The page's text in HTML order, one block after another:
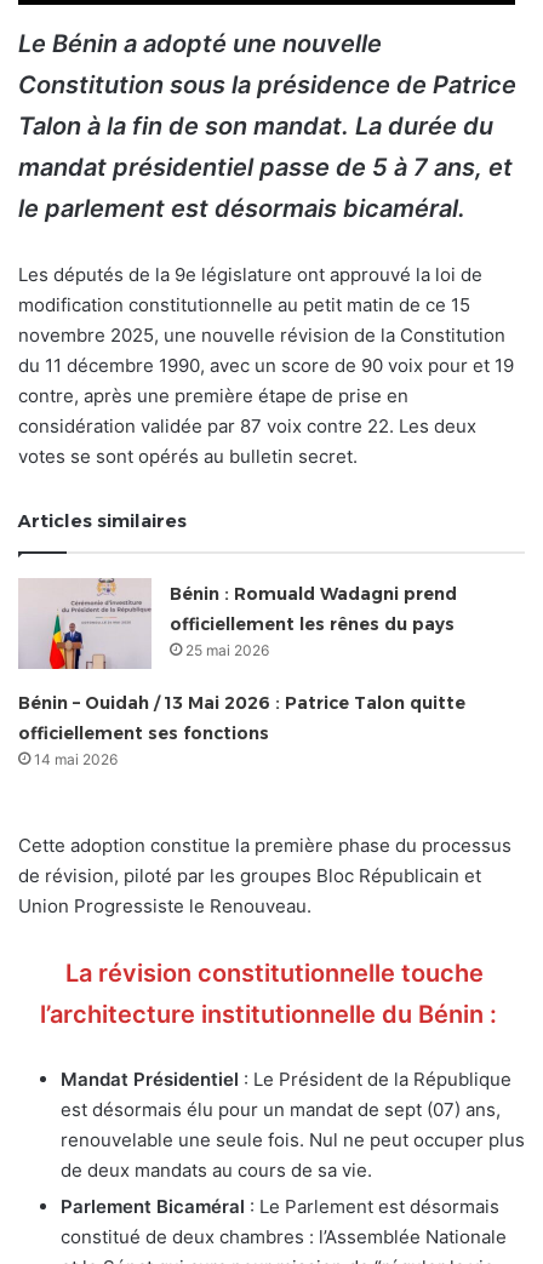
Le Bénin a adopté une nouvelle
Constitution sous la présidence de Patrice
Talon à la fin de son mandat. La durée du
mandat présidentiel passe de 5 à 7 ans, et
le parlement est désormais bicaméral.
Les députés de la 9e législature ont approuvé la loi de
modification constitutionnelle au petit matin de ce 15
novembre 2025, une nouvelle révision de la Constitution
du 11 décembre 1990, avec un score de 90 voix pour et 19
contre, après une première étape de prise en
considération validée par 87 voix contre 22. Les deux
votes se sont opérés au bulletin secret.
Articles similaires
Bénin : Romuald Wadagni prend
officiellement les rênes du pays
25 mai 2026
Bénin – Ouidah / 13 Mai 2026 : Patrice Talon quitte
officiellement ses fonctions
14 mai 2026
Cette adoption constitue la première phase du processus
de révision, piloté par les groupes Bloc Républicain et
Union Progressiste le Renouveau.
La révision constitutionnelle touche
l’architecture institutionnelle du Bénin :
Mandat Présidentiel : Le Président de la République
est désormais élu pour un mandat de sept (07) ans,
renouvelable une seule fois. Nul ne peut occuper plus
de deux mandats au cours de sa vie.
Parlement Bicaméral : Le Parlement est désormais
constitué de deux chambres : l’Assemblée Nationale